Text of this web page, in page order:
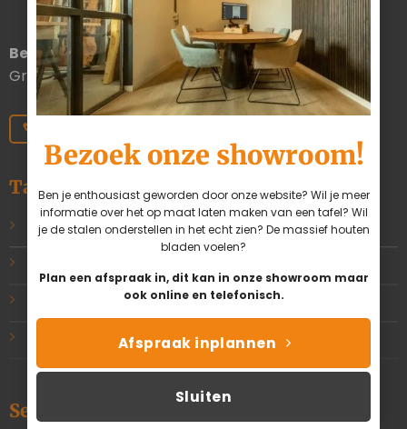
Bezoek onze showroom!
Ben je enthousiast geworden door onze website? Wil je meer
informatie over het op maat laten maken van een tafel? Wil
je de stalen onderstellen in het echt zien? De massief houten
bladen voelen?
Plan een afspraak in, dit kan in onze showroom maar
ook online en telefonisch.
Afspraak inplannen
Sluiten
BezoekadresDuinkerkenstraat 13A 9723BN
Groningen Nederland
Tafelsmaak
Ons verhaal
Service